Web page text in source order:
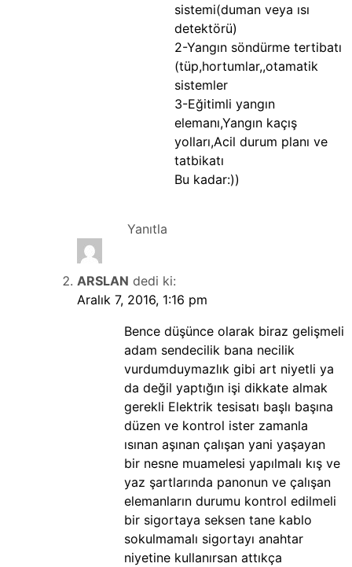
sistemi(duman veya ısı
detektörü)
2-Yangın söndürme tertibatı
(tüp,hortumlar,,otamatik
sistemler
3-Eğitimli yangın
elemanı,Yangın kaçış
yolları,Acil durum planı ve
tatbikatı
Bu kadar:))
Yanıtla
ARSLAN dedi ki:
Aralık 7, 2016, 1:16 pm
Bence düşünce olarak biraz gelişmeli
adam sendecilik bana necilik
vurdumduymazlık gibi art niyetli ya
da değil yaptığın işi dikkate almak
gerekli Elektrik tesisatı başlı başına
düzen ve kontrol ister zamanla
ısınan aşınan çalışan yani yaşayan
bir nesne muamelesi yapılmalı kış ve
yaz şartlarında panonun ve çalışan
elemanların durumu kontrol edilmeli
bir sigortaya seksen tane kablo
sokulmamalı sigortayı anahtar
niyetine kullanırsan attıkça